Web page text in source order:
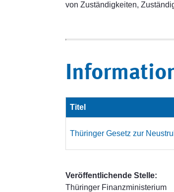
von Zuständigkeiten,
Titel
Thüringer Gesetz zur
Veröffentlichende Stelle:
Thüringer Finanzministerium